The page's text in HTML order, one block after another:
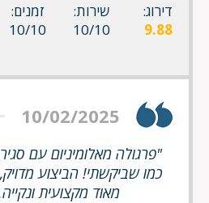
דירוג:
9.88
שירות:
10/10
זמנים:
10/10
10/02/2025
"פרגולה מאלומיניום עם
כמו שביקשתי! הביצוע
מאוד מקצועית